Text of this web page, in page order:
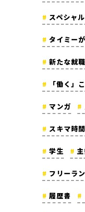
スペシャ
タイミー
新たな就
「働く」
マンガ
スキマ時
学生
フリーラ
履歴書